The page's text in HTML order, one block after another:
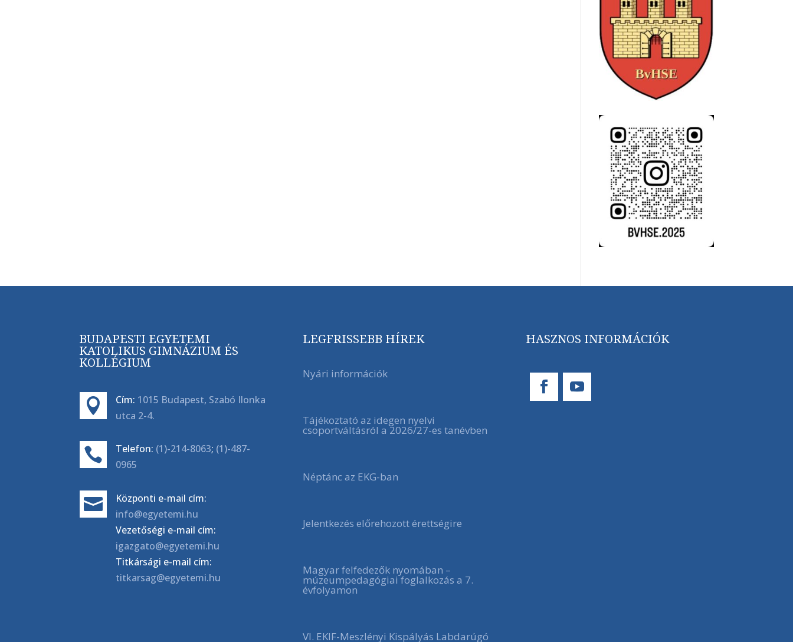
BUDAPESTI EGYETEMI
KATOLIKUS GIMNÁZIUM ÉS
KOLLÉGIUM
 Cím: 1015 Budapest, Szabó Ilonka
utca 2-4.
 Telefon: (1)-214-8063; (1)-487-
0965

Központi e-mail cím:
info@egyetemi.hu
Vezetőségi e-mail cím:
igazgato@egyetemi.hu
Titkársági e-mail cím:
titkarsag@egyetemi.hu
LEGFRISSEBB HÍREK
Nyári információk
Tájékoztató az idegen nyelvi
csoportváltásról a 2026/27-es tanévben
Néptánc az EKG-ban
Jelentkezés előrehozott érettségire
Magyar felfedezők nyomában –
múzeumpedagógiai foglalkozás a 7.
évfolyamon
VI. EKIF-Meszlényi Kispályás Labdarúgó
HASZNOS INFORMÁCIÓK